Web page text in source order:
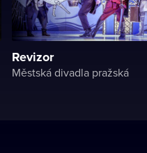
Revizor
Městská divadla pražská